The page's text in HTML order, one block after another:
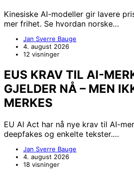
Kinesiske AI-modeller gir lavere
mer frihet. Se hvordan norske…
Jan Sverre Bauge
4. august 2026
12 visninger
EUS KRAV TIL AI-
GJELDER NÅ – MEN
MERKES
EU AI Act har nå nye krav til AI-
deepfakes og enkelte tekster.…
Jan Sverre Bauge
4. august 2026
18 visninger